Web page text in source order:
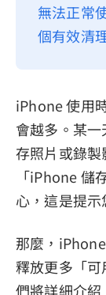
聯絡我們
隱私權
無法正常
個有效清
iPhone 使用
會越多。某
存照片或錄
「iPhone 儲
心，這是提
那麼，
釋放更多「
們將詳細介紹